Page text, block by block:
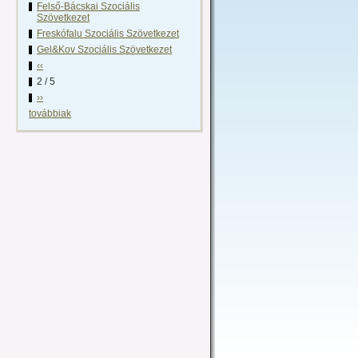
Felső-Bácskai Szociális
Szövetkezet
Freskófalu Szociális Szövetkezet
Gel&Kov Szociális Szövetkezet
‹‹
2 / 5
››
továbbiak